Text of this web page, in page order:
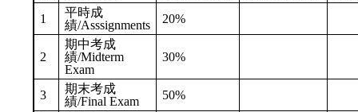
1
平時成
績/Asssignments
20%
2
期中考成
績/Midterm
Exam
30%
3
期末考成
績/Final Exam
50%